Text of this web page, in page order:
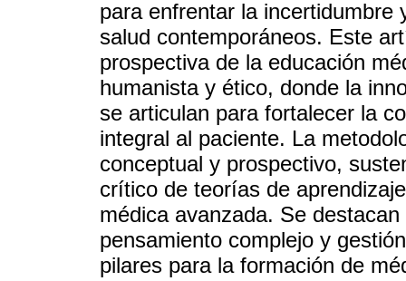
para enfrentar la incertidumbre
salud contemporáneos. Este
prospectiva de la educación
humanista y ético, donde la
se articulan para fortalecer la
integral al paciente. La
conceptual y prospectivo,
crítico de teorías de
médica avanzada. Se
pensamiento complejo y
pilares para la formación de